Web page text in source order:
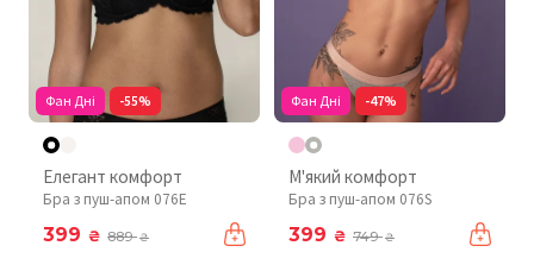
Фан Дні -55%
Елегант комфорт
Бра з пуш-апом 076Е
399 ₴ 889₴
Фан Дні -47%
М'який комфорт
Бра з пуш-апом 076S
399 ₴ 749₴